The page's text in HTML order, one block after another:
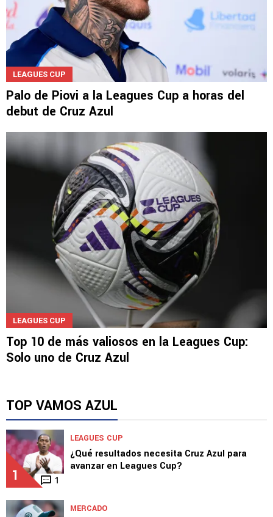
LEAGUES CUP
Palo de Piovi a la Leagues Cup a horas del
debut de Cruz Azul
LEAGUES CUP
Top 10 de más valiosos en la Leagues Cup:
Solo uno de Cruz Azul
TOP VAMOS AZUL
1 1
LEAGUES CUP
¿Qué resultados necesita Cruz Azul para
avanzar en Leagues Cup?
MERCADO